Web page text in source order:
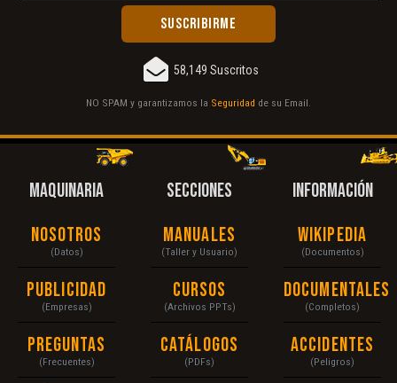
58,149 Suscritos
NO SPAM y garantizamos la Seguridad de su Email.
MAQUINARIA
Nosotros
(Datos)
Publicidad
(Empresas)
Preguntas
(Frecuentes)
SECCIONES
Manuales
(Taller y Usuario)
Cursos
(Archivos PPTs)
Catálogos
(PDFs)
INFORMACIÓN
Wikipedia
(Documentos)
Documentales
(Completos)
Accidentes
(Peligros)